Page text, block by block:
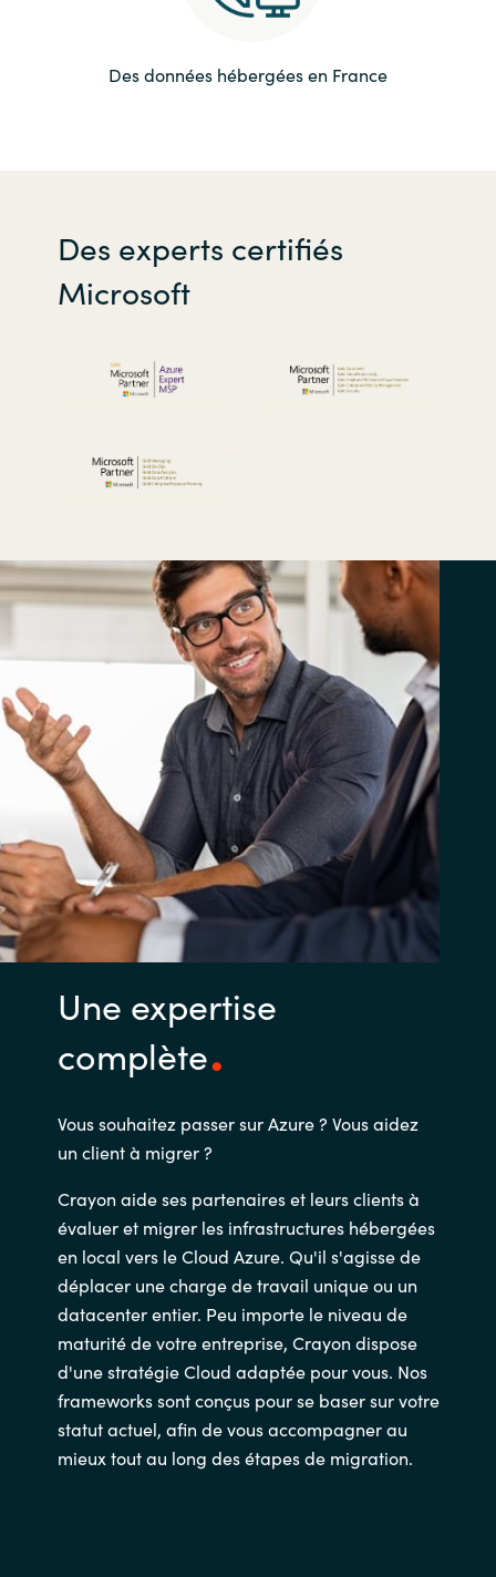
Des données hébergées en France
Des experts certifiés
Microsoft
Une expertise
complète
Vous souhaitez passer sur Azure ? Vous aidez
un client à migrer ?
Crayon aide ses partenaires et leurs clients à
évaluer et migrer les infrastructures hébergées
en local vers le Cloud Azure. Qu'il s'agisse de
déplacer une charge de travail unique ou un
datacenter entier. Peu importe le niveau de
maturité de votre entreprise, Crayon dispose
d'une stratégie Cloud adaptée pour vous. Nos
frameworks sont conçus pour se baser sur votre
statut actuel, afin de vous accompagner au
mieux tout au long des étapes de migration.